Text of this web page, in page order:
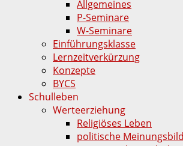
Allgemeines
P-Seminare
W-Seminare
Einführungsklasse
Lernzeitverkürzung
Konzepte
BYCS
Schulleben
Werteerziehung
Religiöses Leben
politische